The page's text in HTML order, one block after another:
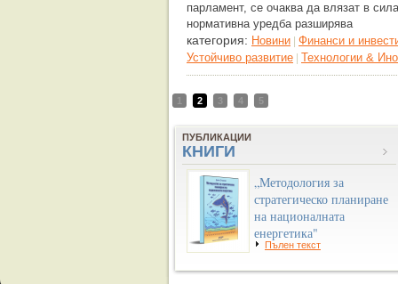
парламент, се очаква да влязат в
нормативна уредба разширява
категория: Новини | Финанси и
Устойчиво развитие | Технологии &
1 2 3 4 5
ПУБЛИКАЦИИ
КНИГИ
„Методология за
стратегическо планиране
на националната
енергетика"
Пълен текст